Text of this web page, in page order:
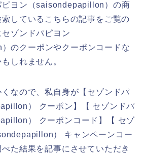
ピヨン（saisondepapillon）の商
しているこちらの記事をご覧の
ゾンドパピヨン
のクーポンやクーポンコードな
しれません。
なので、私自身が【セゾンドパ
） クーポン】【 セゾンドパ
） クーポンコード】【 セゾ
） キャンペーンコー
た結果を記事にさせていただき